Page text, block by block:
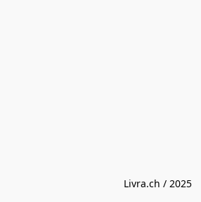
Livra.ch / 2025